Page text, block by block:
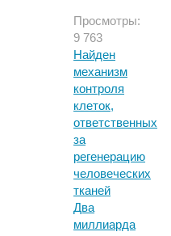
Просмотры:
9 763
Найден
механизм
контроля
клеток,
ответственных
за
регенерацию
человеческих
тканей
Два
миллиарда